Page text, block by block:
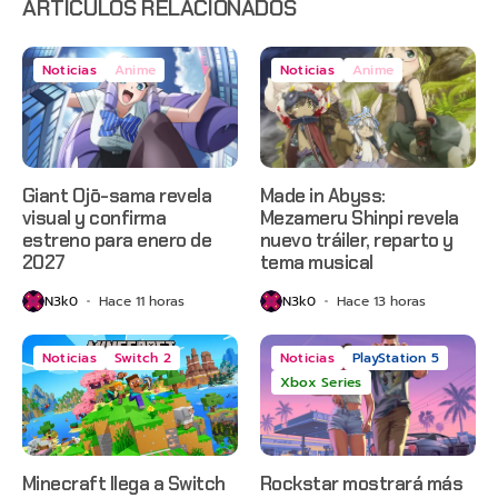
ARTÍCULOS RELACIONADOS
Noticias Anime
Giant Ojō-sama revela
visual y confirma
estreno para enero de
2027
N3k0 Hace 11 horas
Noticias Anime
Made in Abyss:
Mezameru Shinpi revela
nuevo tráiler, reparto y
tema musical
N3k0 Hace 13 horas
Noticias Switch 2
Minecraft llega a Switch
Noticias
PlayStation 5
Xbox Series
Rockstar mostrará más